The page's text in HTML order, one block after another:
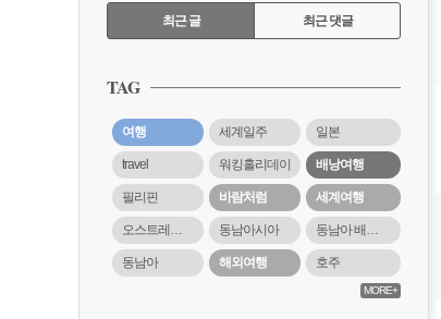
RECENTLY
최근 글 최근 댓글
근
글
TAG
여행 세계일주 일본
travel 워킹홀리데이 배낭여행
필리핀 바람처럼 세계여행
오스트레일리아 동남아시아 동남아 배낭여행
동남아 해외여행 호주
MORE+